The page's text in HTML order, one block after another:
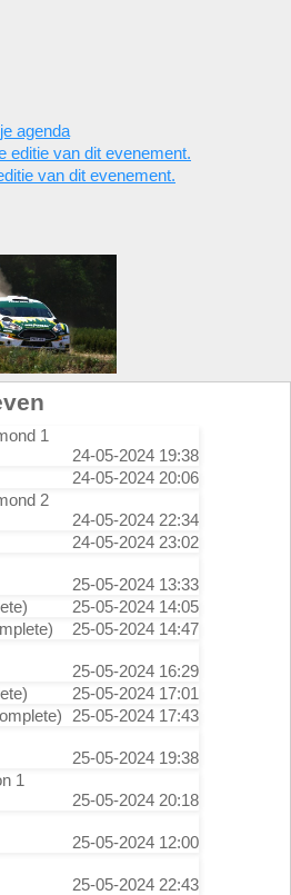
agenda
editie van dit evenement.
van dit evenement.
1
24-05-2024 19:38
24-05-2024 20:06
2
24-05-2024 22:34
24-05-2024 23:02
25-05-2024 13:33
25-05-2024 14:05
25-05-2024 14:47
25-05-2024 16:29
25-05-2024 17:01
25-05-2024 17:43
25-05-2024 19:38
1
25-05-2024 20:18
25-05-2024 12:00
25-05-2024 22:43